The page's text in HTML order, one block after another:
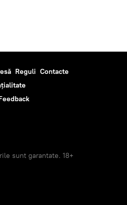
Reguli Contacte
sunt garantate. 18+